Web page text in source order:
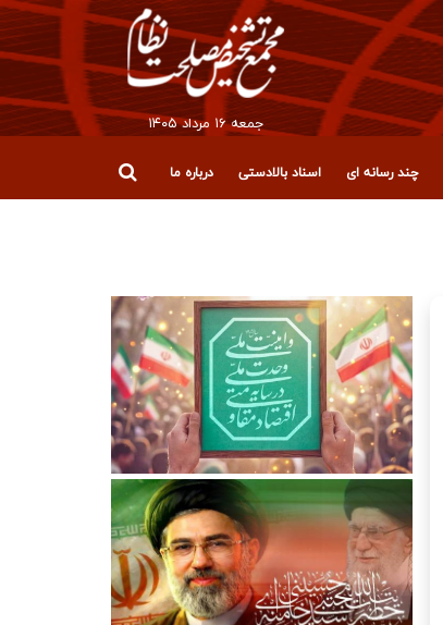
جمعه ۱۶ مرداد ۱۴۰۵
چند رسانه ای اسناد بالادستی درباره ما